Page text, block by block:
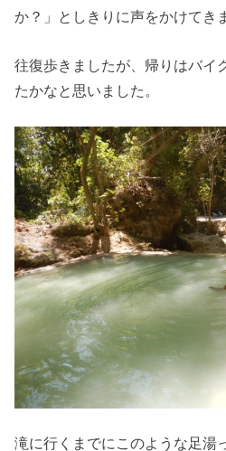
か？」としきりに声をかけてき
往復歩きましたが、帰りはバイ
たかなと思いました。
滝に行くまでにこのような足湯